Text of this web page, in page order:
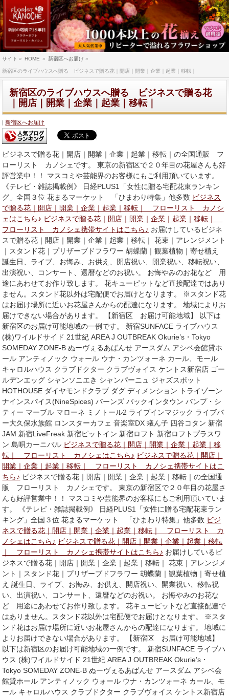
サイト » HOME » 新宿区へお届け »
新宿区のライブハウスへ贈る ビジネスで贈る花｜開店｜開業｜企業｜起業｜移転｜
新宿区のライブハウスへ贈る ビジネスで贈る花
｜開店｜開業｜企業｜起業｜移転｜
新宿区へお届け
ビジネスで贈る花｜開店｜開業｜企業｜起業｜移転｜の全国通販 フ
ローリスト カノシェです。 東京の新宿区で２０年目の花屋さんも好
評営業中！！ マスコミや芸能界のお客様にもご利用頂いています。
《テレビ・雑誌掲載例》 日経PLUS1「女性に贈る宅配花束ランキン
グ」全国３位 花まるマーケット 「ひまわり特集」他多数 ビジネス
で贈る花｜開店｜開業｜企業｜起業｜移転｜ フローリスト カノシ
ェはこちら♪ ビジネスで贈る花｜開店｜開業｜企業｜起業｜移転｜
フローリスト カノシェ携帯サイトはこちら♪ お届けしているビジネ
スで贈る花｜開店｜開業｜企業｜起業｜移転｜ 花束｜アレンジメント
｜スタンド花｜プリザーブドフラワー 胡蝶蘭｜観葉植物｜寄せ植え
誕生日、ライブ、お悔み、お供え、開店祝い、開業祝い、移転祝い、
出演祝い、コンサート、還暦などのお祝い。 お悔やみのお花など 用
途にあわせてお作り致します。 花キューピットなど直接配達ではあり
ません。スタンド花以外は宅配便でお届けとなります。 ※スタンド花
はお届け場所に近いお花屋さんからの配達になります。 地域によりお
届けできない場合があります。 【新宿区 お届け可能地域】 以下は
新宿区のお届け可能地域の一例です。 新宿SUNFACE ライブハウス
(株)ワイルドサイド 21世紀 AREA J OUTBREAK Okurie’s・Tokyo
SOMEDAY ZONE‐B ぬーヴぇるあばんせ アースダム アシベ会館貸ホ
ール アンティノック ウォール ウナ・カンツォーネ カール、モール
キャロルハウス クラブドクター クラブヴォイス ケントス新宿店 ゴー
ルデンエッグ シャンソニエき シャンパーニュ ジャズスポット
HOTHOUSE ダイヤモンドクラブ ダグ ディメンション トライゾーン
ナインスパイス(NineSpices) バーンズ バックインタウン バンプ・シ
ティー マーブル マローネ ミノトール2 ライブインマジック ライブバ
ー大久保水族館 ロンスターカフェ 音楽室DX 蟻ん子 四谷コタン 新宿
JAM 新宿LiveFreak 新宿ピットイン 新宿ロフト 新宿ロフトプラスワ
ン 島唄カーニバル ビジネスで贈る花｜開店｜開業｜企業｜起業｜移
転｜ フローリスト カノシェはこちら♪ ビジネスで贈る花｜開店｜
開業｜企業｜起業｜移転｜ フローリスト カノシェ携帯サイトはこ
ちら♪ ビジネスで贈る花｜開店｜開業｜企業｜起業｜移転｜の全国通
販 フローリスト カノシェです。 東京の新宿区で２０年目の花屋さ
んも好評営業中！！ マスコミや芸能界のお客様にもご利用頂いていま
す。 《テレビ・雑誌掲載例》 日経PLUS1「女性に贈る宅配花束ラン
キング」全国３位 花まるマーケット 「ひまわり特集」他多数 ビジ
ネスで贈る花｜開店｜開業｜企業｜起業｜移転｜ フローリスト カ
ノシェはこちら♪ ビジネスで贈る花｜開店｜開業｜企業｜起業｜移転
｜ フローリスト カノシェ携帯サイトはこちら♪ お届けしているビ
ジネスで贈る花｜開店｜開業｜企業｜起業｜移転｜ 花束｜アレンジメ
ント｜スタンド花｜プリザーブドフラワー 胡蝶蘭｜観葉植物｜寄せ植
え 誕生日、ライブ、お悔み、お供え、開店祝い、開業祝い、移転祝
い、出演祝い、コンサート、還暦などのお祝い。 お悔やみのお花な
ど 用途にあわせてお作り致します。 花キューピットなど直接配達で
はありません。スタンド花以外は宅配便でお届けとなります。 ※スタ
ンド花はお届け場所に近いお花屋さんからの配達になります。 地域に
よりお届けできない場合があります。 【新宿区 お届け可能地域】
以下は新宿区のお届け可能地域の一例です。 新宿SUNFACE ライブハ
ウス (株)ワイルドサイド 21世紀 AREA J OUTBREAK Okurie’s・
Tokyo SOMEDAY ZONE‐B ぬーヴぇるあばんせ アースダム アシベ会
館貸ホール アンティノック ウォール ウナ・カンツォーネ カール、モ
ール キャロルハウス クラブドクター クラブヴォイス ケントス新宿店